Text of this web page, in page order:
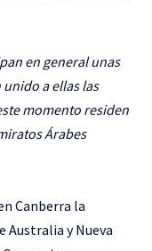
en general unas
a ellas las
momento residen
Árabes
Canberra la
Australia y Nueva